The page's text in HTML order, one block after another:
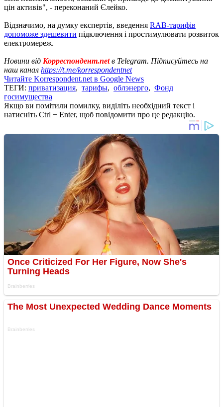
цін активів", - переконаний Єлейко.
Відзначимо, на думку експертів, введення RAB-тарифів
допоможе здешевити підключення і простимулювати розвиток
електромереж.
Новини від Корреспондент.netв Telegram. Підписуйтесь на
наш канал https://t.me/korrespondentnet
Читайте Korrespondent.net в Google News
ТЕГИ: приватизация, тарифы, облэнерго, Фонд
госимущества
Якщо ви помітили помилку, виділіть необхідний текст і
натисніть Ctrl + Enter, щоб повідомити про це редакцію.